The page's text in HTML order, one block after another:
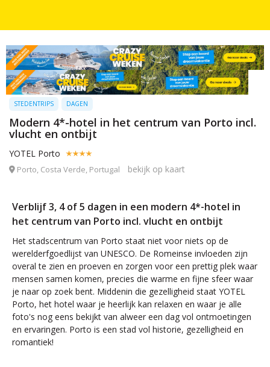
STEDENTRIPS DAGEN
Modern 4*-hotel in het centrum van Porto incl.
vlucht en ontbijt
YOTEL Porto
Porto, Costa Verde, Portugal bekijk op kaart
Verblijf 3, 4 of 5 dagen in een modern 4*-hotel in
het centrum van Porto incl. vlucht en ontbijt
Het stadscentrum van Porto staat niet voor niets op de
werelderfgoedlijst van UNESCO. De Romeinse invloeden zijn
overal te zien en proeven en zorgen voor een prettig plek waar
mensen samen komen, precies die warme en fijne sfeer waar
je naar op zoek bent. Middenin die gezelligheid staat YOTEL
Porto, het hotel waar je heerlijk kan relaxen en waar je alle
foto's nog eens bekijkt van alweer een dag vol ontmoetingen
en ervaringen. Porto is een stad vol historie, gezelligheid en
romantiek!